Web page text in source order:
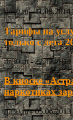
ria30.ru - 11.08.2014
Тарифы на
только с лета
ria30.ru - 22.12.2014
В киоске
наркотиках
ria30.ru - 05.06.2013